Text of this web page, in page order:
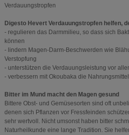
Verdauungstropfen
Digesto Hevert Verdauungstropfen helfen,
- regulieren das Darmmilieu, so dass sich
können
- lindern Magen-Darm-Beschwerden wie
Verstopfung
- unterstützen die Verdauungsleistung vor
- verbessern mit Okoubaka die
Bitter im Mund macht den Magen gesund
Bittere Obst- und Gemüsesorten sind oft
denen sich Pflanzen vor Fressfeinden
sehr wertvoll. Nicht umsonst haben bitter
Naturheilkunde eine lange Tradition. Sie